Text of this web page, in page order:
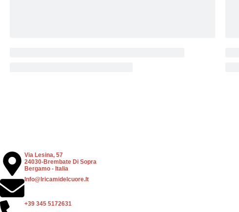
Via Lesina, 57
24030-Brembate Di Sopra
Bergamo - Italia
Info@iricamidelcuore.it
+39 345 5172631